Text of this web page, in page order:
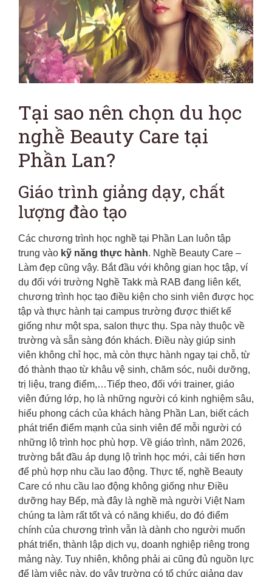
Tại sao nên chọn du học
nghề Beauty Care tại
Phần Lan?
Giáo trình giảng dạy, chất
lượng đào tạo
Các chương trình học nghề tại Phần Lan luôn tập
trung vào kỹ năng thực hành. Nghề Beauty Care –
Làm đẹp cũng vậy. Bắt đầu với không gian học tập, ví
dụ đối với trường Nghề Takk mà RAB đang liên kết,
chương trình học tạo điều kiện cho sinh viên được học
tập và thực hành tại campus trường được thiết kế
giống như một spa, salon thực thụ. Spa này thuộc về
trường và sẵn sàng đón khách. Điều này giúp sinh
viên không chỉ học, mà còn thực hành ngay tại chỗ, từ
đó thành thạo từ khâu vệ sinh, chăm sóc, nuôi dưỡng,
trị liệu, trang điểm,…Tiếp theo, đối với trainer, giáo
viên đứng lớp, họ là những người có kinh nghiệm sâu,
hiểu phong cách của khách hàng Phần Lan, biết cách
phát triển điểm mạnh của sinh viên để mỗi người có
những lộ trình học phù hợp. Về giáo trình, năm 2026,
trường bắt đầu áp dụng lộ trình học mới, cải tiến hơn
để phù hợp nhu cầu lao động. Thực tế, nghề Beauty
Care có nhu cầu lao động không giống như Điều
dưỡng hay Bếp, mà đây là nghề mà người Việt Nam
chúng ta làm rất tốt và có năng khiếu, do đó điểm
chính của chương trình vẫn là dành cho người muốn
phát triển, thành lập dịch vụ, doanh nghiệp riêng trong
mảng này. Tuy nhiên, không phải ai cũng đủ nguồn lực
để làm việc này, do vậy trường có tổ chức giảng dạy